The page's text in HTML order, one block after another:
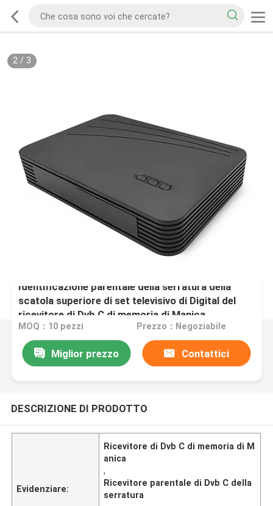
2/ 3
Identificazione parentale della serratura della
scatola superiore di set televisivo di Digital del
ricevitore di Dvb C di memoria di Manica
MOQ：10 pezzi Prezzo：Negoziabile
Miglior prezzo Contattici
DESCRIZIONE DI PRODOTTO
Evidenziare:
Ricevitore di Dvb C di memoria di M
anica
,
Ricevitore parentale di Dvb C della
serratura